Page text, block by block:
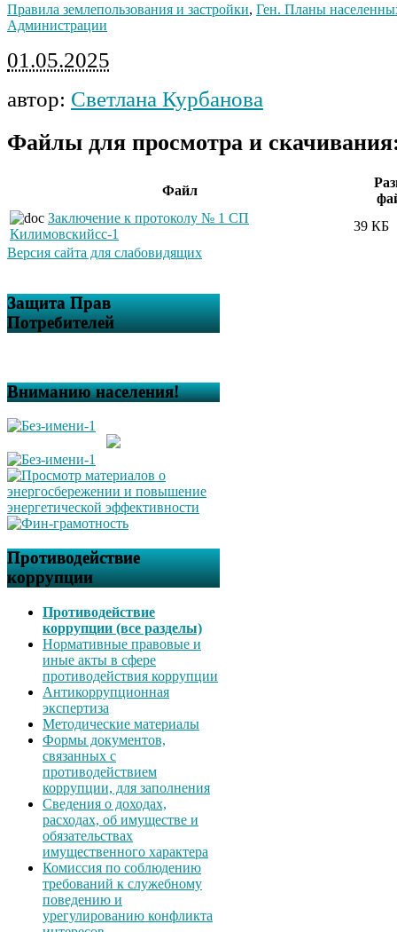
Правила землепользования и застройки, Ген. Планы
Администрации
01.05.2025
автор: Светлана Курбанова
Файлы для просмотра и
Файл
Заключение к протоколу № 1 СП
Килимовскийсс-1
39 КБ
Версия сайта для слабовидящих
Защита Прав
Потребителей
Вниманию населения!
Противодействие
коррупции
Противодействие
коррупции (все разделы)
Нормативные правовые и
иные акты в сфере
противодействия коррупции
Антикоррупционная
экспертиза
Методические материалы
Формы документов,
связанных с
противодействием
коррупции, для заполнения
Сведения о доходах,
расходах, об имуществе и
обязательствах
имущественного характера
Комиссия по соблюдению
требований к служебному
поведению и
урегулированию конфликта